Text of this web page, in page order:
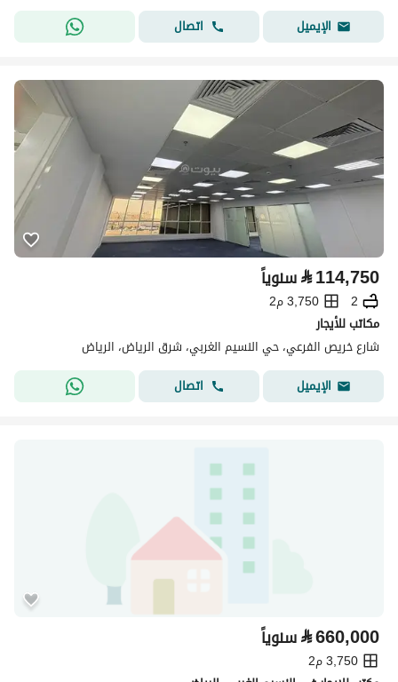
الإيميل
اتصال
⃁114,750 سنوياً
2
3,750 م2
مكاتب للأيجار
شارع خريص الفرعي، حي النسيم الغربي، شرق الرياض، الرياض
الإيميل
اتصال
⃁660,000 سنوياً
3,750 م2